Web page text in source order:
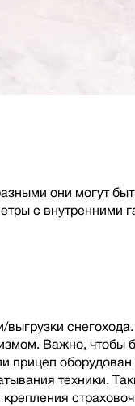
они могут
с
выгрузки
Важно, чтобы
прицеп
техники.